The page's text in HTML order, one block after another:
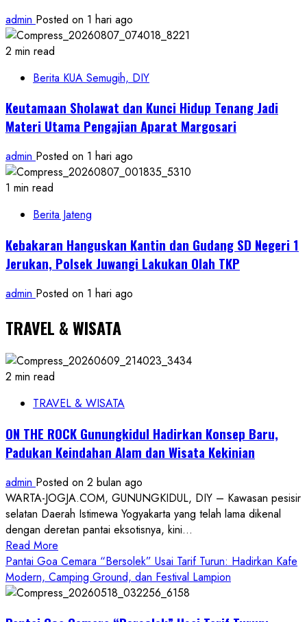
admin Posted on 1 hari ago
2 min read
Berita KUA Semugih, DIY
Keutamaan Sholawat dan Kunci Hidup Tenang Jadi
Materi Utama Pengajian Aparat Margosari
admin Posted on 1 hari ago
1 min read
Berita Jateng
Kebakaran Hanguskan Kantin dan Gudang SD Negeri 1
Jerukan, Polsek Juwangi Lakukan Olah TKP
admin Posted on 1 hari ago
TRAVEL & WISATA
2 min read
TRAVEL & WISATA
ON THE ROCK Gunungkidul Hadirkan Konsep Baru,
Padukan Keindahan Alam dan Wisata Kekinian
admin Posted on 2 bulan ago
WARTA-JOGJA.COM, GUNUNGKIDUL, DIY – Kawasan pesisir
selatan Daerah Istimewa Yogyakarta yang telah lama dikenal
dengan deretan pantai eksotisnya, kini...
Read More
more
about
ON
Pantai Goa Cemara “Bersolek” Usai Tarif Turun: Hadirkan Kafe
Modern, Camping Ground, dan Festival Lampion